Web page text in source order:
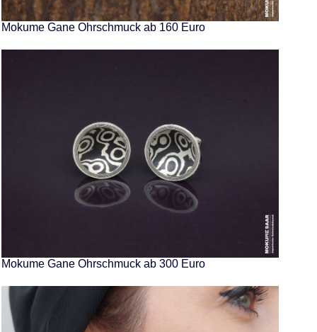
Mokume Gane Ohrschmuck ab 160 Euro
Mokume Gane Ohrschmuck ab 300 Euro